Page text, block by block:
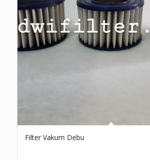
Filter Vakum Debu